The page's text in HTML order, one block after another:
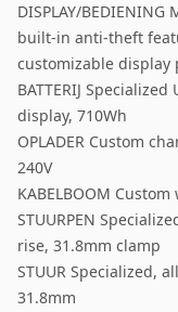
DISPLAY/
built-in anti-theft
customizable display
BATTERIJ
display, 710Wh
OPLADER Custom
240V
KABELBOOM
STUURPEN
rise, 31.8mm clamp
STUUR Specialized,
31.8mm